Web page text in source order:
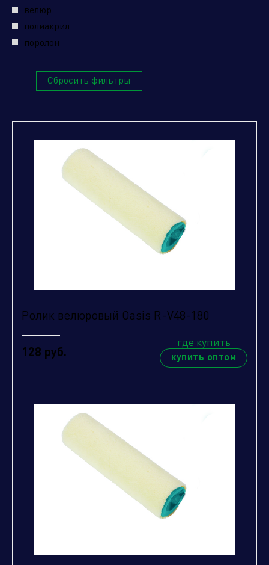
велюр
полиакрил
поролон
Сбросить фильтры
Ролик велюровый Oasis R-V48-180
128 руб.
где купить
купить оптом